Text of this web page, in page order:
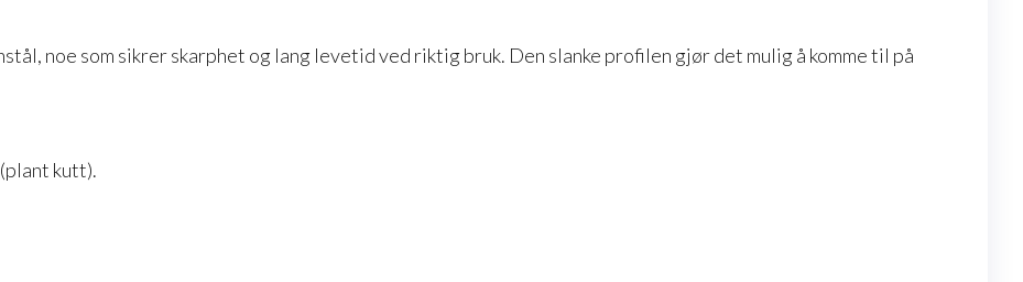
noe som sikrer skarphet og lang levetid ved riktig bruk. Den slanke profilen gjør det mulig å komme til på
kutt).